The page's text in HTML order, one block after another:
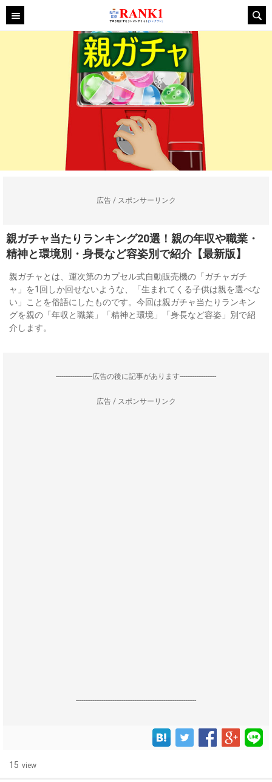
広告 / スポンサーリンク
親ガチャ当たりランキング20選！親の年収や職業・
精神と環境別・身長など容姿別で紹介【最新版】
親ガチャとは、運次第のカプセル式自動販売機の「ガチャガチ
ャ」を1回しか回せないような、「生まれてくる子供は親を選べな
い」ことを俗語にしたものです。今回は親ガチャ当たりランキン
グを親の「年収と職業」「精神と環境」「身長など容姿」別で紹
介します。
--------------------広告の後に記事があります--------------------
広告 / スポンサーリンク
------------------------------------------------------------------
15 view